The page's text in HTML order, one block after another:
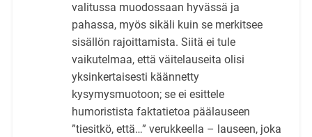
valitussa muodossaan hyvässä ja
pahassa, myös sikäli kuin se merkitsee
sisällön rajoittamista. Siitä ei tule
vaikutelmaa, että väitelauseita olisi
yksinkertaisesti käännetty
kysymysmuotoon; se ei esittele
humoristista faktatietoa päälauseen
”tiesitkö, että…” verukkeella – lauseen, joka